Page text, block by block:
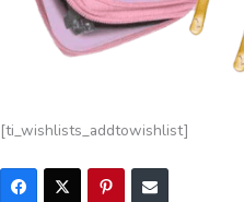
[ti_wishlists_addtowishlist]